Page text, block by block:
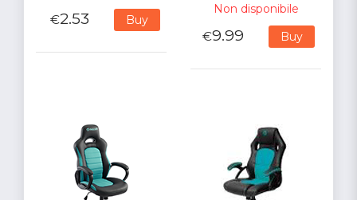
€2.53 Buy
Non disponibile
€9.99 Buy